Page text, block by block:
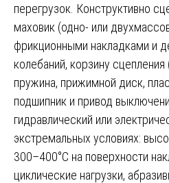
перегрузок. Конструктивно
маховик (одно- или
фрикционными накладками и
колебаний, корзину
пружина, прижимной диск,
подшипник и привод
гидравлический или
экстремальных условиях:
300–400°C на поверхности
циклические нагрузки,